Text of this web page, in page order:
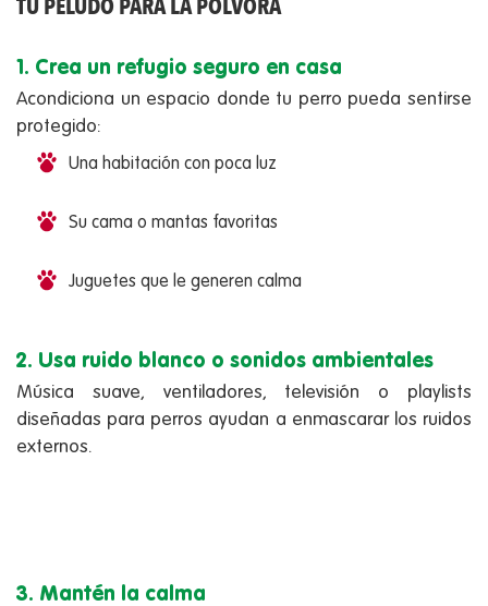
TU PELUDO PARA LA PÓLVORA
1. Crea un refugio seguro en casa
Acondiciona un espacio donde tu perro pueda sentirse
protegido:
Una habitación con poca luz
Su cama o mantas favoritas
Juguetes que le generen calma
2. Usa ruido blanco o sonidos ambientales
Música suave, ventiladores, televisión o playlists
diseñadas para perros ayudan a enmascarar los ruidos
externos.
3. Mantén la calma